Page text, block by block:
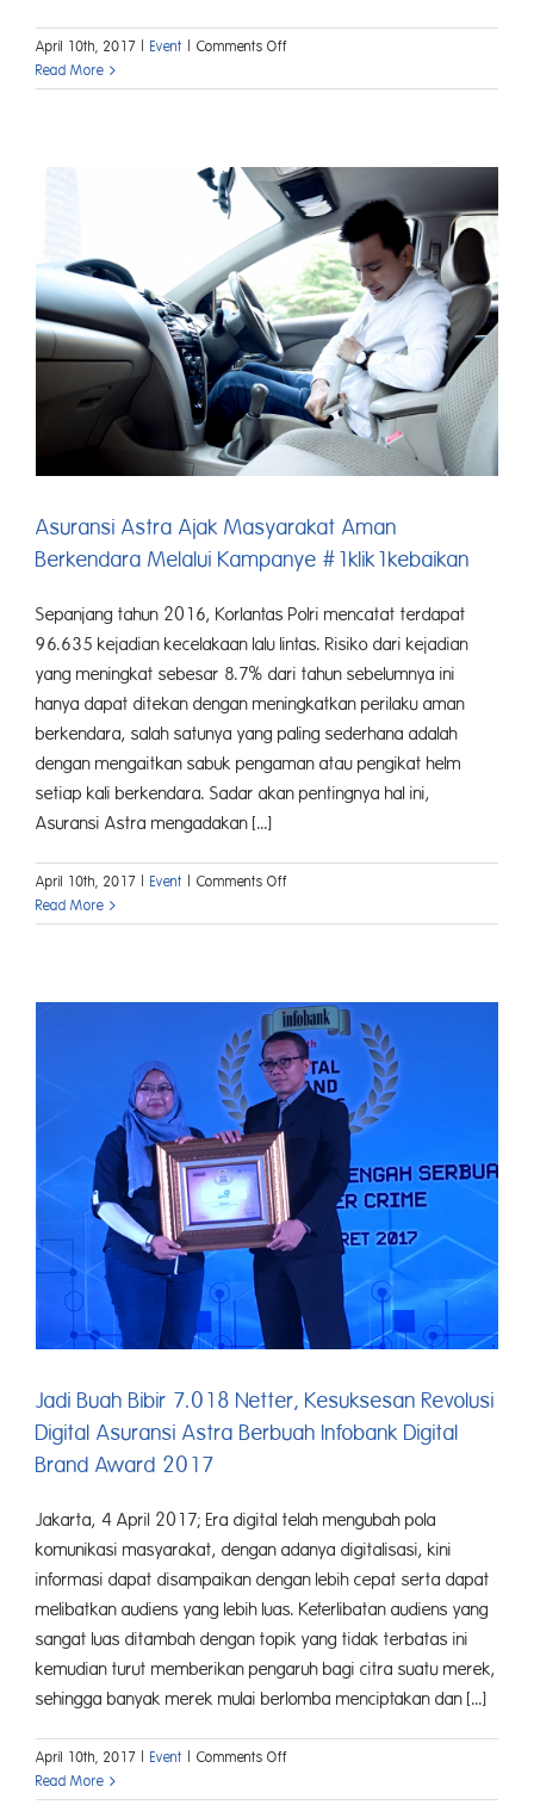
April 10th, 2017 Event Comments Offon
Pelanggan
Asuransi
Astra
Tambah
Jaringan
Garda
Center
di
Pontianak
Read More
Asuransi Astra Ajak Masyarakat Aman
Berkendara Melalui Kampanye #1klik1kebaikan
Sepanjang tahun 2016, Korlantas Polri mencatat terdapat
96.635 kejadian kecelakaan lalu lintas. Risiko dari kejadian
yang meningkat sebesar 8.7% dari tahun sebelumnya ini
hanya dapat ditekan dengan meningkatkan perilaku aman
berkendara, salah satunya yang paling sederhana adalah
dengan mengaitkan sabuk pengaman atau pengikat helm
setiap kali berkendara. Sadar akan pentingnya hal ini,
Asuransi Astra mengadakan [...]
April 10th, 2017 Event Comments Offon
Astra
Aman
Berkendara
Melalui
Kampanye
#1klik1kebaikan
Read More
Jadi Buah Bibir 7.018 Netter, Kesuksesan Revolusi
Digital Asuransi Astra Berbuah Infobank Digital
Brand Award 2017
Jakarta, 4 April 2017; Era digital telah mengubah pola
komunikasi masyarakat, dengan adanya digitalisasi, kini
informasi dapat disampaikan dengan lebih cepat serta dapat
melibatkan audiens yang lebih luas. Keterlibatan audiens yang
sangat luas ditambah dengan topik yang tidak terbatas ini
kemudian turut memberikan pengaruh bagi citra suatu merek,
sehingga banyak merek mulai berlomba menciptakan dan [...]
April 10th, 2017 | Event | Comments Offon
Buah
Read More